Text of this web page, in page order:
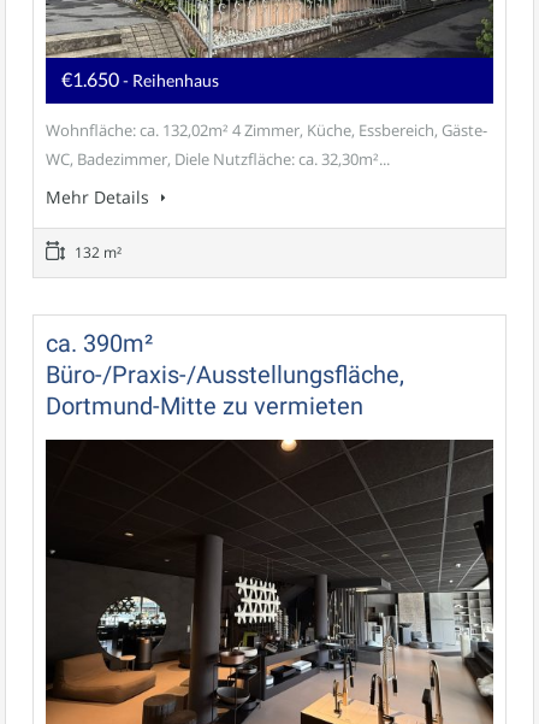
€1.650- Reihenhaus
Wohnfläche: ca. 132,02m² 4 Zimmer, Küche, Essbereich, Gäste-
WC, Badezimmer, Diele Nutzfläche: ca. 32,30m²...
Mehr Details
132 m²
ca. 390m²
Büro-/Praxis-/Ausstellungsfläche,
Dortmund-Mitte zu vermieten